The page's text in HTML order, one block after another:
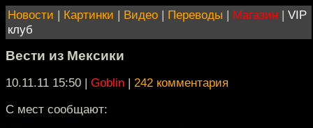
Новости | Картинки | Видео | Переводы | Магазин | VIP
клуб
Вести из Мексики
10.11.11 15:50 | Goblin | 242 комментария
С мест сообщают: